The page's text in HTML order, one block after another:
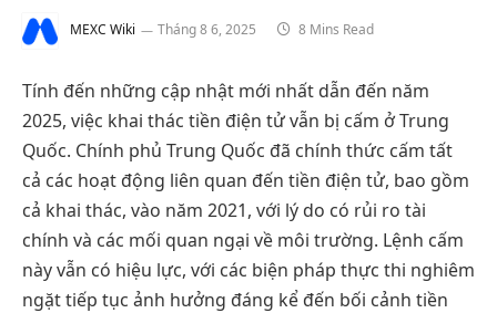
MEXC Wiki Tháng 8 6, 2025 8 Mins Read
Tính đến những cập nhật mới nhất dẫn đến năm
2025, việc khai thác tiền điện tử vẫn bị cấm ở Trung
Quốc. Chính phủ Trung Quốc đã chính thức cấm tất
cả các hoạt động liên quan đến tiền điện tử, bao gồm
cả khai thác, vào năm 2021, với lý do có rủi ro tài
chính và các mối quan ngại về môi trường. Lệnh cấm
này vẫn có hiệu lực, với các biện pháp thực thi nghiêm
ngặt tiếp tục ảnh hưởng đáng kể đến bối cảnh tiền